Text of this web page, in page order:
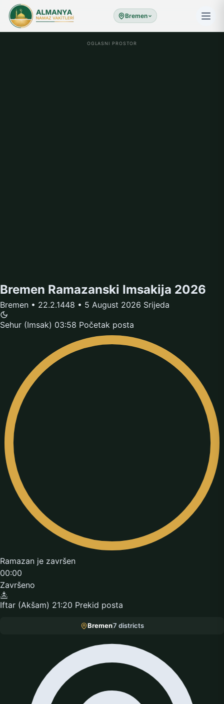
Bremen
OGLASNI PROSTOR
Bremen Ramazanski Imsakija 2026
Bremen • 22.2.1448 • 5 August 2026 Srijeda
Sehur (Imsak) 03:58 Početak posta
Ramazan je završen
00:00
Završeno
Iftar (Akšam) 21:20 Prekid posta
Bremen7 districts